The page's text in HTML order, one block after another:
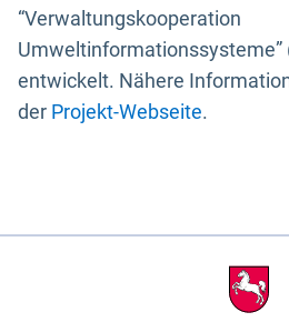
“Verwaltungskooperation
Umweltinformationssysteme”
entwickelt. Nähere
der Projekt-Webseite.